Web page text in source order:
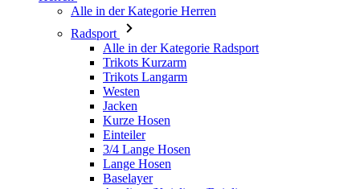
Trikots Langarm
Westen
Jacken
Kurze Hosen
Einteiler
3/4 Lange Hosen
Lange Hosen
Baselayer
Armlinge/Knielinge/Beinlinge
Caps & Mützen
Handschuhe
Socken
Andere